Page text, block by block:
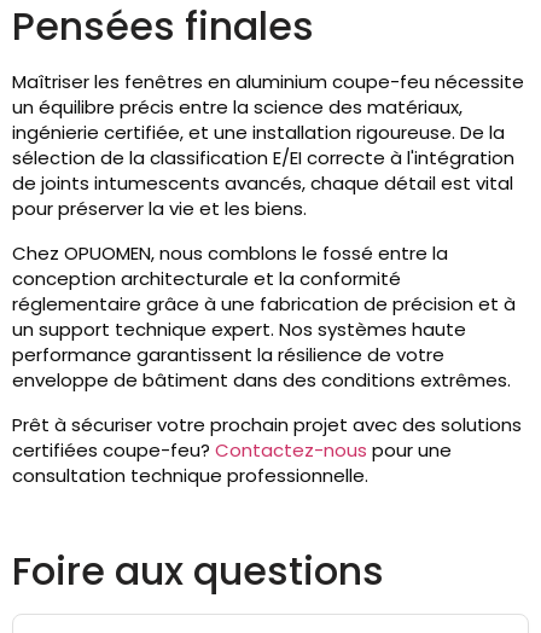
Pensées finales
Maîtriser les fenêtres en aluminium coupe-feu nécessite
un équilibre précis entre la science des matériaux,
ingénierie certifiée, et une installation rigoureuse. De la
sélection de la classification E/EI correcte à l'intégration
de joints intumescents avancés, chaque détail est vital
pour préserver la vie et les biens.
Chez OPUOMEN, nous comblons le fossé entre la
conception architecturale et la conformité
réglementaire grâce à une fabrication de précision et à
un support technique expert. Nos systèmes haute
performance garantissent la résilience de votre
enveloppe de bâtiment dans des conditions extrêmes.
Prêt à sécuriser votre prochain projet avec des solutions
certifiées coupe-feu? Contactez-nous pour une
consultation technique professionnelle.
Foire aux questions